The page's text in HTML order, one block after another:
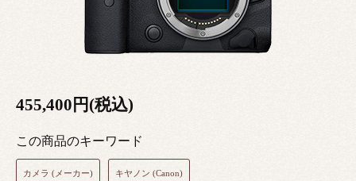
455,400円(税込)
この商品のキーワード
カメラ (メーカー) キヤノン (Canon)